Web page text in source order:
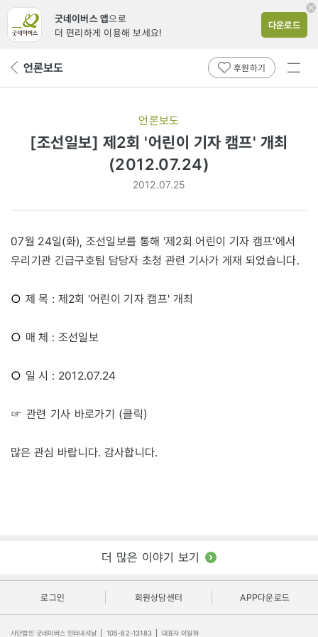
굿네이버스 앱으로
더 편리하게 이용해 보세요!
다운로드
뒤 언론보도 후원하기
전체
언론보도
[조선일보] 제2회 '어린이 기자 캠프' 개최
(2012.07.24)
2012.07.25
07월 24일(화), 조선일보를 통해 '제2회 어린이 기자 캠프'에서
우리기관 긴급구호팀 담당자 초청 관련 기사가 게재 되었습니다.
○ 제 목 : 제2회 '어린이 기자 캠프' 개최
○ 매 체 : 조선일보
○ 일 시 : 2012.07.24
☞ 관련 기사 바로가기 (클릭)
많은 관심 바랍니다. 감사합니다.
더 많은 이야기 보기
로그인 회원상담센터 APP다운로드
사단법인 굿네이버스 인터내셔날 105-82-13183 대표자 이일하